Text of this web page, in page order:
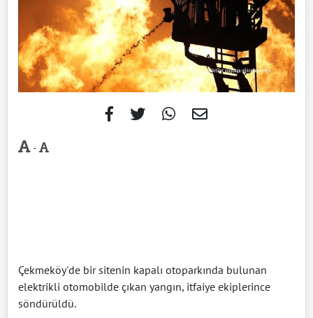
-
Çekmeköy'de bir sitenin kapalı otoparkında bulunan
elektrikli otomobilde çıkan yangın, itfaiye ekiplerince
söndürüldü.